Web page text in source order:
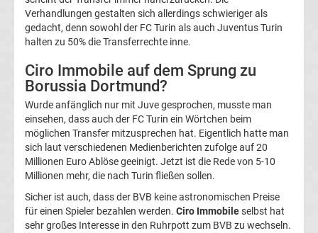
Süper
Lig
Internat.
Fußball
UEFA
Youth
Verhandlungen gestalten sich allerdings schwieriger als
gedacht, denn sowohl der FC Turin als auch Juventus Turin
halten zu 50% die Transferrechte inne.
Ciro Immobile auf dem Sprung zu
Borussia Dortmund?
Wurde anfänglich nur mit Juve gesprochen, musste man
einsehen, dass auch der FC Turin ein Wörtchen beim
möglichen Transfer mitzusprechen hat. Eigentlich hatte man
sich laut verschiedenen Medienberichten zufolge auf 20
Millionen Euro Ablöse geeinigt. Jetzt ist die Rede von 5-10
Millionen mehr, die nach Turin fließen sollen.
Sicher ist auch, dass der BVB keine astronomischen Preise
für einen Spieler bezahlen werden. Ciro Immobileselbst hat
sehr großes Interesse in den Ruhrpott zum BVB zu wechseln.